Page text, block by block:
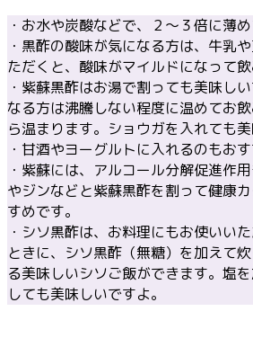
・お水や炭酸などで、２～３倍に薄
・黒酢の酸味が気になる方は、牛乳
ただくと、酸味がマイルドになって飲
・紫蘇黒酢はお湯で割っても美味し
なる方は沸騰しない程度に温めてお
ら温まります。ショウガを入れても美
・甘酒やヨーグルトに入れるのもおす
・紫蘇には、アルコール分解促進作
やジンなどと紫蘇黒酢を割って健康
すめです。
・シソ黒酢は、お料理にもお使いい
ときに、シソ黒酢（無糖）を加えて
る美味しいシソご飯ができます。塩
しても美味しいですよ。